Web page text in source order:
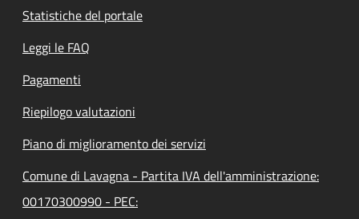
Statistiche del portale
Leggi le FAQ
Pagamenti
Riepilogo valutazioni
Piano di miglioramento dei servizi
Comune di Lavagna - Partita IVA dell'amministrazione:
00170300990 - PEC: